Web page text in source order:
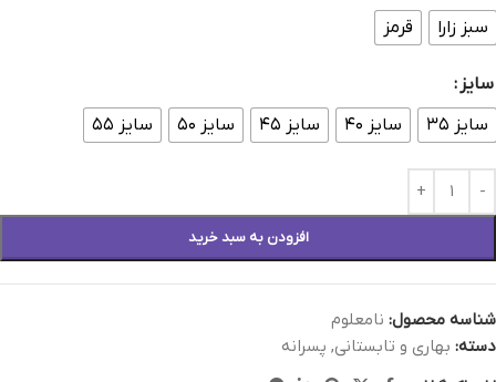
سبز زارا
قرمز
سایز
سایز ۳۵
سایز ۴۰ سایز ۴۵ سایز ۵۰ سایز ۵۵
افزودن به سبد خرید
شناسه محصول: نامعلوم
دسته: بهاری و تابستانی, پسرانه